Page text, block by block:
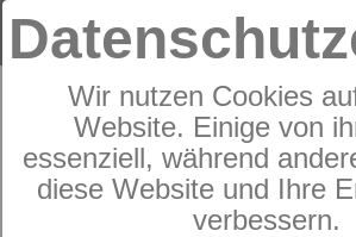
Wir nutzen Cookies
Website. Einige von
essenziell, während
diese Website und Ihre
verbessern.
Pronto Chalet